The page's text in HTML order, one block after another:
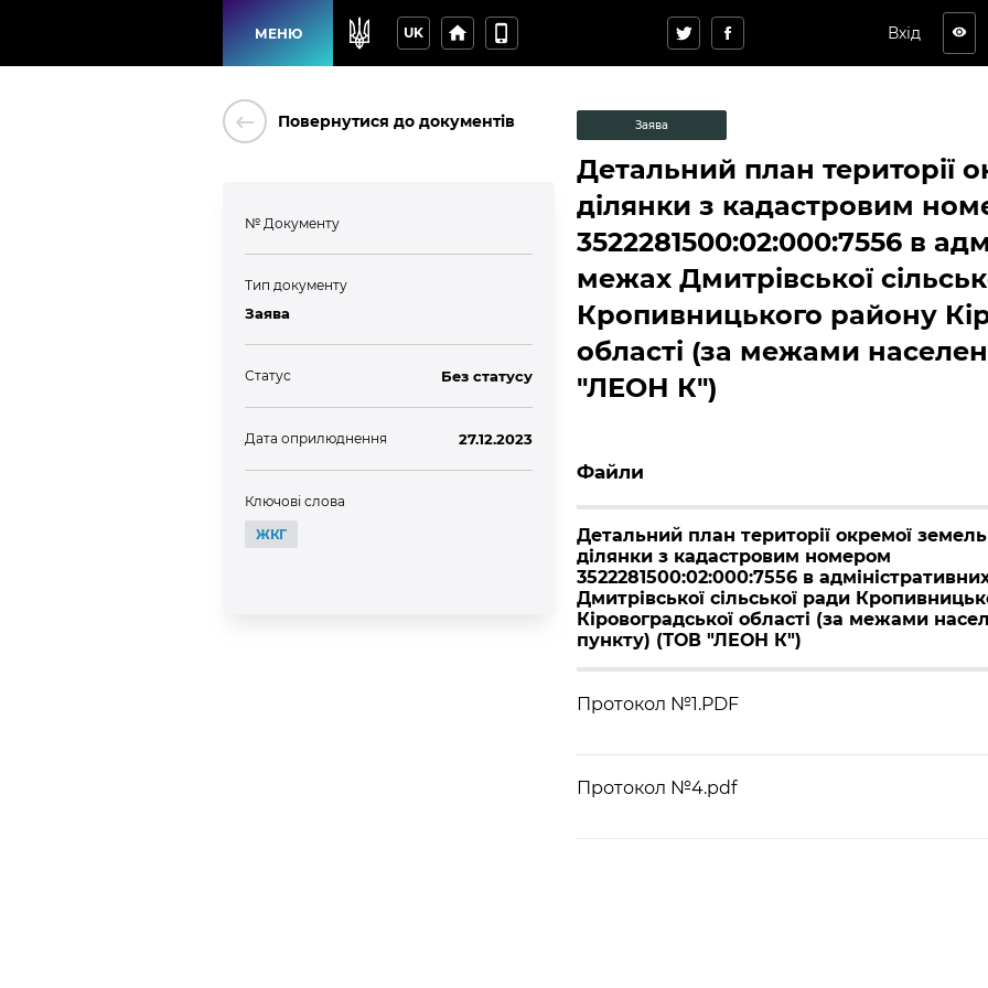
МЕНЮ UK home phone_iphone Вхід visibility
keyboard_backspace Повернутися до документів
№ Документу
Тип документу
Заява
Статус Без статусу
Дата оприлюднення 27.12.2023
Ключові слова
ЖКГ
Заява
Детальний план території
ділянки з кадастровим
3522281500:02:000:7556 в
межах Дмитрівської
Кропивницького району
області (за межами
"ЛЕОН К")
Файли
Детальний план території окремої
ділянки з кадастровим номером
3522281500:02:000:7556 в
Дмитрівської сільської ради
Кіровоградської області (за межами
пункту) (ТОВ "ЛЕОН К")
Протокол №1.PDF
Протокол №4.pdf